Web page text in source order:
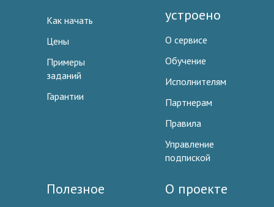
Как начать
Цены
Примеры
заданий
Гарантии
устроено
О сервисе
Обучение
Исполнителям
Партнерам
Правила
Управление
подпиской
Полезное О проекте